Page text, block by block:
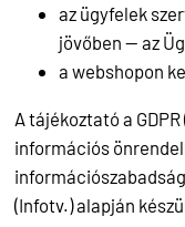
az ügyfelek
jövőben — az
a webshopon
A tájékoztató a
információs
(Infotv.) alapján